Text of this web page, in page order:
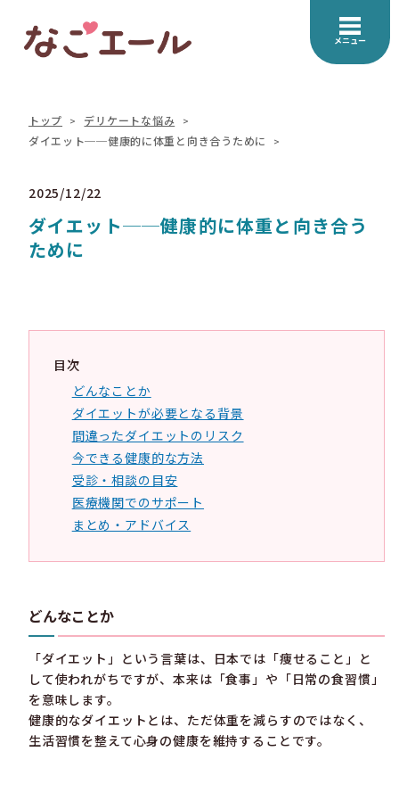
メニュー
トップ
デリケートな悩み
ダイエット──健康的に体重と向き合うために
2025/12/22
ダイエット──健康的に体重と向き合う
ために
目次
どんなことか
ダイエットが必要となる背景
間違ったダイエットのリスク
今できる健康的な方法
受診・相談の目安
医療機関でのサポート
まとめ・アドバイス
どんなことか
「ダイエット」という言葉は、日本では「痩せること」と
して使われがちですが、本来は「食事」や「日常の食習慣」
を意味します。
健康的なダイエットとは、ただ体重を減らすのではなく、
生活習慣を整えて心身の健康を維持することです。